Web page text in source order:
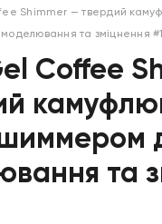
Shimmer — твердий
та зміцнення
Coffee
шиммером
та